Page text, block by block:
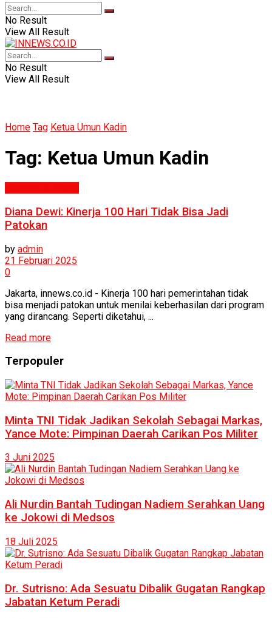
No Result
View All Result
No Result
View All Result
Home Tag Ketua Umun Kadin
Tag: Ketua Umun Kadin
Diana Dewi: Kinerja 100 Hari Tidak Bisa Jadi
Patokan
by admin
21 Februari 2025
0
Jakarta, innews.co.id - Kinerja 100 hari pemerintahan tidak
bisa menjadi patokan untuk menilai keberhasilan dari program
yang dirancang. Seperti diketahui, ...
Read more
Terpopuler
Minta TNI Tidak Jadikan Sekolah Sebagai Markas,
Yance Mote: Pimpinan Daerah Carikan Pos Militer
3 Juni 2025
Ali Nurdin Bantah Tudingan Nadiem Serahkan Uang
ke Jokowi di Medsos
18 Juli 2025
Dr. Sutrisno: Ada Sesuatu Dibalik Gugatan Rangkap
Jabatan Ketum Peradi